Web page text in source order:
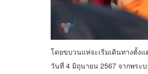
โดยขบวนแห่จะเริ่มเดินทางตั้ง
วันที่ 4 มิถุนายน 2567 จากพระ